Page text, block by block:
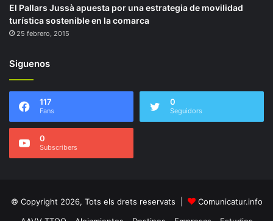
El Pallars Jussà apuesta por una estrategia de movilidad
turística sostenible en la comarca
25 febrero, 2015
Siguenos
117
Fans
0
Seguidors
0
Subscribers
© Copyright 2026, Tots els drets reservats |
Comunicatur.info